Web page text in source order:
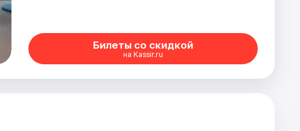
Билеты со скидкой
на Kassir.ru